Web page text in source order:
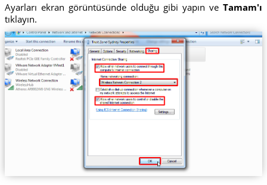
Ayarları ekran görüntüsünde olduğu gibi yapın veTamam'ı
tıklayın.